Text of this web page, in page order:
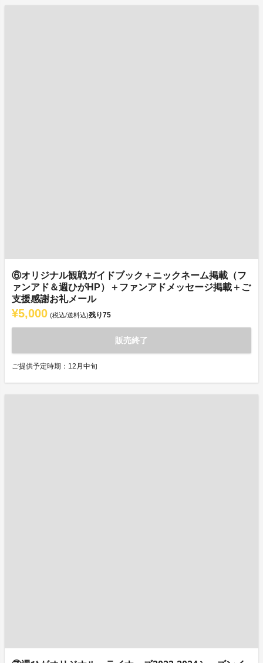
⑥オリジナル観戦ガイドブック＋ニックネーム掲載（フ
ァンアド＆週ひがHP）＋ファンアドメッセージ掲載＋ご
支援感謝お礼メール
¥5,000 (税込/送料込)残り75
販売終了
ご提供予定時期：12月中旬